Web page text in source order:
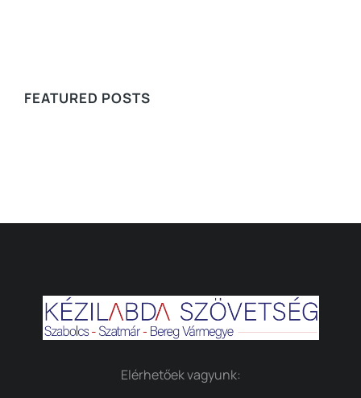
FEATURED POSTS
Elérhetőek vagyunk: